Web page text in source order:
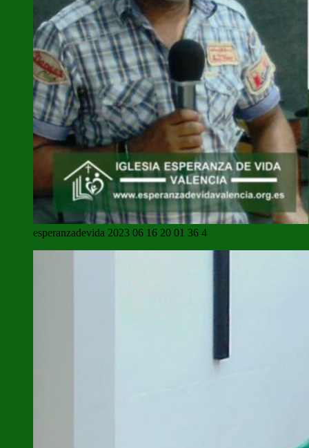
esperanzadevida 2023 06 16 20 01 36 4